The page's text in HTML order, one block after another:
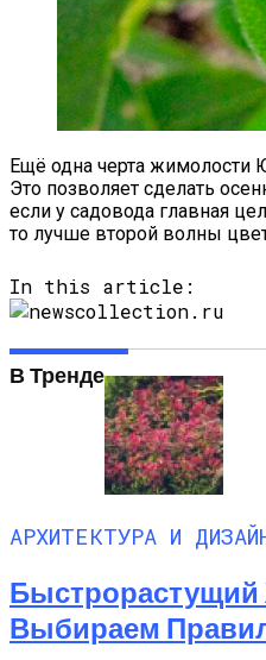
Ещё одна черта жимолости
Это позволяет сделать
если у садовода главная
то лучше второй волны
In this article:
В Тренде
АРХИТЕКТУРА И
Выбираем